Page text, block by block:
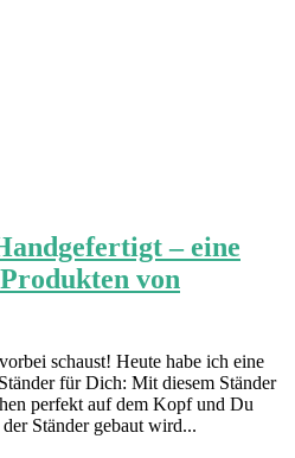
– eine
von
schaust! Heute habe ich eine
für Dich: Mit diesem Ständer
perfekt auf dem Kopf und Du
Ständer gebaut wird...